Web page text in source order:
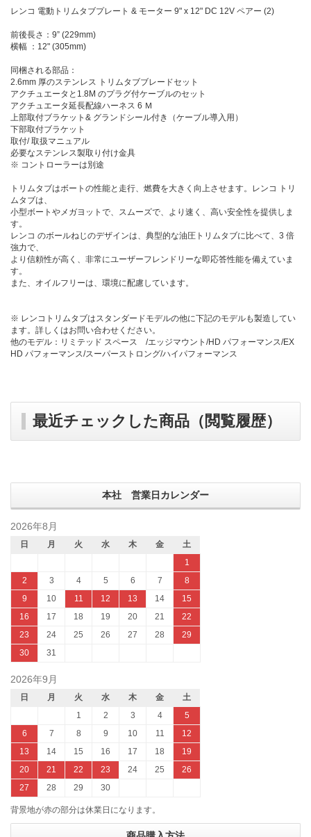
レンコ 電動トリムタブプレート & モーター 9" x 12" DC 12V ペアー (2)
前後長さ：9” (229mm)
横幅 ：12" (305mm)
同梱される部品：
2.6mm 厚のステンレス トリムタブブレードセット
アクチュエータと1.8M のプラグ付ケーブルのセット
アクチュエータ延長配線ハーネス 6 Ｍ
上部取付ブラケット& グランドシール付き（ケーブル導入用）
下部取付ブラケット
取付/ 取扱マニュアル
必要なステンレス製取り付け金具
※ コントローラーは別途
トリムタブはボートの性能と走行、燃費を大きく向上させます。レンコ トリ
ムタブは、
小型ボートやメガヨットで、スムーズで、より速く、高い安全性を提供しま
す。
レンコ のボールねじのデザインは、典型的な油圧トリムタブに比べて、3 倍
強力で、
より信頼性が高く、非常にユーザーフレンドリーな即応答性能を備えていま
す。
また、オイルフリーは、環境に配慮しています。
※ レンコトリムタブはスタンダードモデルの他に下記のモデルも製造してい
ます。詳しくはお問い合わせください。
他のモデル：リミテッド スペース /エッジマウント/HD パフォーマンス/EX
HD パフォーマンス/スーパーストロング/ハイパフォーマンス
最近チェックした商品（閲覧履歴）
本社 営業日カレンダー
2026年8月
日 月 火 水 木 金
土
1
2
3 4 5 6 7
8
9
10 11 12 13 14
15
16
17 18 19 20 21
22
23
24 25 26 27 28
29
30
31
2026年9月
日 月 火 水 木 金
土
1
2 3 4
5
6
7 8 9 10 11
12
13
14 15 16 17 18
19
20
21 22 23 24 25
26
27
28 29 30
背景地が赤の部分は休業日になります。